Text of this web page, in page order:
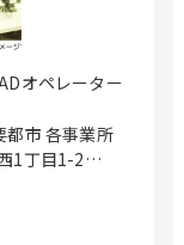
オペレーター
都市 各事業所
1丁目1-2
宮城県仙台